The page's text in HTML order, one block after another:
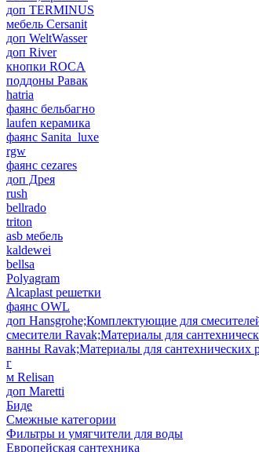
доп TERMINUS
мебель Cersanit
доп WeltWasser
доп River
кнопки ROCA
поддоны Равак
hatria
фаянс бельбагно
laufen керамика
фаянс Sanita_luxe
rgw
фаянс cezares
доп Дрея
rush
bellrado
triton
asb мебель
kaldewei
bellsa
Polyagram
Alcaplast решетки
фаянс OWL
доп Hansgrohe;Комплектующие для
смесители Ravak;Материалы для
ванны Ravak;Материалы для сантехнических
г
м Relisan
доп Maretti
Биде
Смежные категории
Фильтры и умягчители для воды
Европейская сантехника